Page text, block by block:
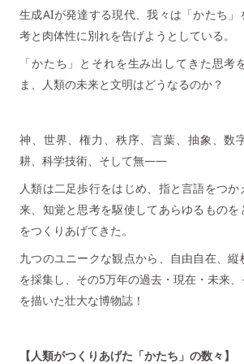
生成AIが発達する現代、我々は「かたち」
考と肉体性に別れを告げようとしている。
「かたち」とそれを生み出してきた思考
ま、人類の未来と文明はどうなるのか？
神、世界、権力、秩序、言葉、抽象、数
耕、科学技術、そして無——
人類は二足歩行をはじめ、指と言語をつ
来、知覚と思考を駆使してあらゆるものを
をつくりあげてきた。
九つのユニークな観点から、自由自在、
を採集し、その5万年の過去・現在・未来
を描いた壮大な博物誌！
【人類がつくりあげた「かたち」の数々】